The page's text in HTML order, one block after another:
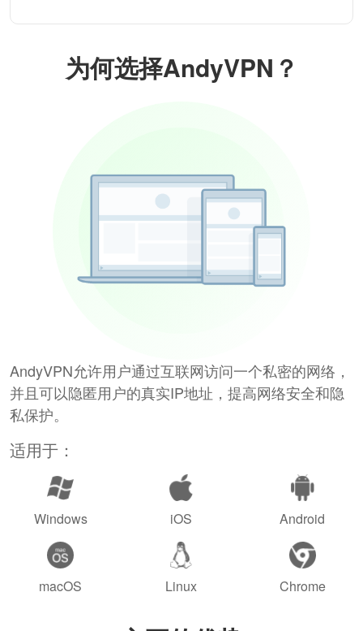
为何选择AndyVPN？
AndyVPN允许用户通过互联网访问一个私密的网络，
并且可以隐匿用户的真实IP地址，提高网络安全和隐
私保护。
适用于：
Windows iOS Android
macOS Linux Chrome